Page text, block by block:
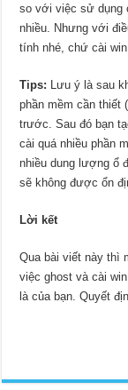
so với việc sử dụng
nhiều. Nhưng với
tính nhé, chứ cài
Tips: Lưu ý là sau
phần mềm cần thiết
trước. Sau đó bạn
cài quá nhiều phần
nhiều dung lượng ổ
sẽ không được ổn
Lời kết
Qua bài viết này thì
việc ghost và cài
là của bạn. Quyết